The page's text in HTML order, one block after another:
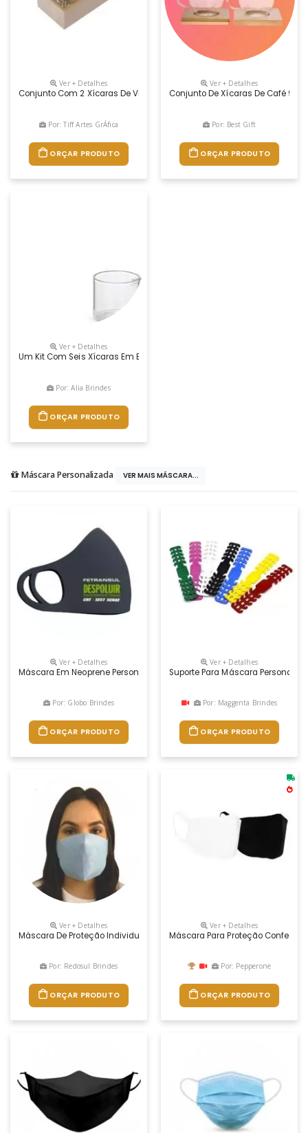
Ver + Detalhes
Conjunto Com 2 Xícaras De Vidro Borossilicato Com Parede Dupla E
Por: Tiff Artes GrÁfica
ORÇAR PRODUTO
Ver + Detalhes
Conjunto De Xícaras De Café
Por: Best Gift
ORÇAR PRODUTO
Ver + Detalhes
Um Kit Com Seis Xícaras Em Estilo Clássico Para Servir Uma Bebida
Por: Alia Brindes
ORÇAR PRODUTO
Máscara Personalizada VER MAIS MÁSCARA...
Ver + Detalhes
Máscara Em Neoprene Personalizada
Por: Globo Brindes
ORÇAR PRODUTO
Ver + Detalhes
Suporte Para Máscara
Por: Maggenta Brindes
ORÇAR PRODUTO
Ver + Detalhes
Máscara De Proteção Individual, Possui Tripla Proteção, Higienizadas
Por: Redosul Brindes
ORÇAR PRODUTO
Ver + Detalhes
Máscara Para Proteção
Por: Pepperone
ORÇAR PRODUTO